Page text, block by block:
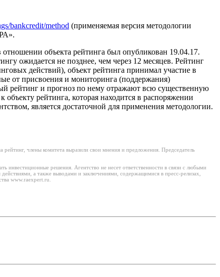
bankcredit/method (применяемая версия методологии
объекта рейтинга был опубликован 19.04.17.
ожидается не позднее, чем через 12 месяцев. Рейтинг
действий), объект рейтинга принимал участие в
от присвоения и мониторинга (поддержания)
рейтинг и прогноз по нему отражают всю существенную
рейтинга, которая находится в распоряжении
является достаточной для применения методологии.
члены комитета выразили свои мнения и предложения. Председатель
инвестиционные решения. Агентство не несет ответственности в связи с любыми
а также выводами и заключениями, содержащимися в пресс-релизах,
www.raexpert.ru.